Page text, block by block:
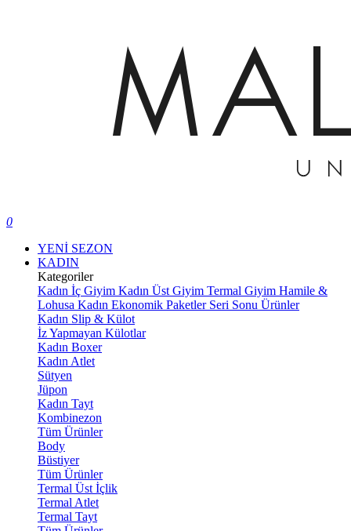
0
YENİ SEZON
KADIN
Kategoriler
Kadın İç Giyim Kadın Üst Giyim Termal Giyim Hamile &
Lohusa Kadın Ekonomik Paketler Seri Sonu Ürünler
Kadın Slip & Külot
İz Yapmayan Külotlar
Kadın Boxer
Kadın Atlet
Sütyen
Jüpon
Kadın Tayt
Kombinezon
Tüm Ürünler
Body
Büstiyer
Tüm Ürünler
Termal Üst İçlik
Termal Atlet
Termal Tayt